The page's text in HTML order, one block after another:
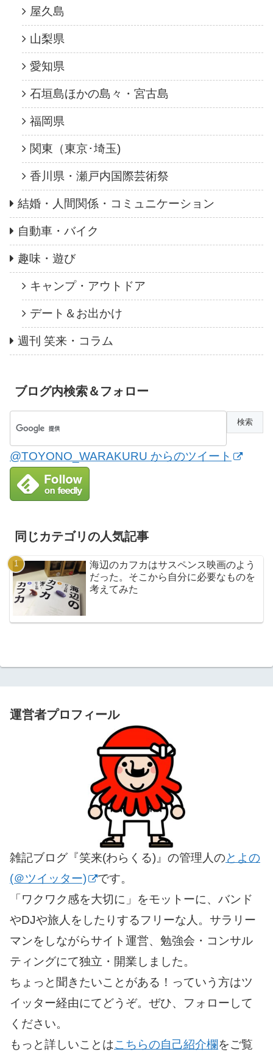
屋久島
山梨県
愛知県
石垣島ほかの島々・宮古島
福岡県
関東（東京･埼玉)
香川県・瀬戸内国際芸術祭
結婚・人間関係・コミュニケーション
自動車・バイク
趣味・遊び
キャンプ・アウトドア
デート＆お出かけ
週刊 笑来・コラム
ブログ内検索＆フォロー
@TOYONO_WARAKURU からのツイート
同じカテゴリの人気記事
海辺のカフカはサスペンス映画のよう
だった。そこから自分に必要なものを
考えてみた
運営者プロフィール
雑記ブログ『笑来(わらくる)』の管理人のとよの
(＠ツイッター)
です。
「ワクワク感を大切に」をモットーに、バンド
やDJや旅人をしたりするフリーな人。サラリー
マンをしながらサイト運営、勉強会・コンサル
ティングにて独立・開業しました。
ちょっと聞きたいことがある！っていう方はツ
イッター経由にてどうぞ。ぜひ、フォローして
ください。
もっと詳しいことはこちらの自己紹介欄をご覧